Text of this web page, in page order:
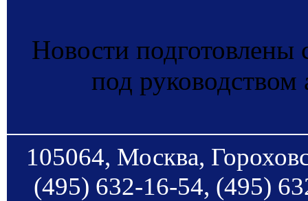
Новости
под
105064, Москва,
(495) 632-16-54, (495)